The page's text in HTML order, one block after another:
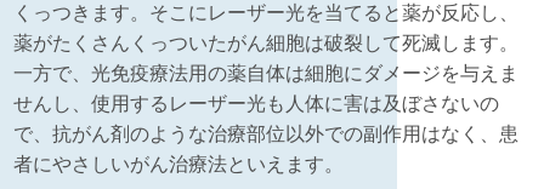
くっつきます。そこにレーザー光を当てると薬が反応し、
薬がたくさんくっついたがん細胞は破裂して死滅します。
一方で、光免疫療法用の薬自体は細胞にダメージを与えま
せんし、使用するレーザー光も人体に害は及ぼさないの
で、抗がん剤のような治療部位以外での副作用はなく、患
者にやさしいがん治療法といえます。